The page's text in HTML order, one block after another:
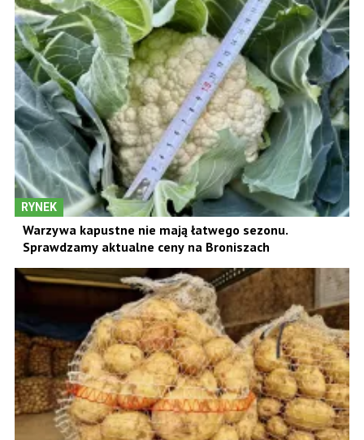
RYNEK
Warzywa kapustne nie mają łatwego sezonu.
Sprawdzamy aktualne ceny na Broniszach